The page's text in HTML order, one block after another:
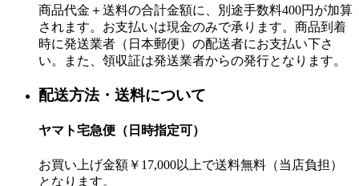
商品代金＋送料の合計金額に、別途手数料400円が加算
されます。お支払いは現金のみで承ります。商品到着
時に発送業者（日本郵便）の配送者にお支払い下さ
い。また、領収証は発送業者からの発行となります。
配送方法・送料について
ヤマト宅急便（日時指定可）
お買い上げ金額￥17,000以上で送料無料（当店負担）
となります。